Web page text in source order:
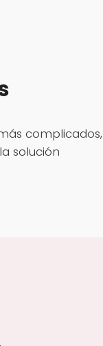
complicados,
solución